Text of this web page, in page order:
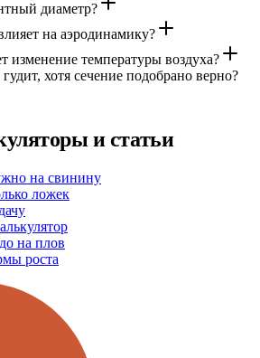
диаметр?
на аэродинамику?
изменение температуры воздуха?
хотя сечение подобрано верно?
и статьи
на свинину
ложек
на плов
роста